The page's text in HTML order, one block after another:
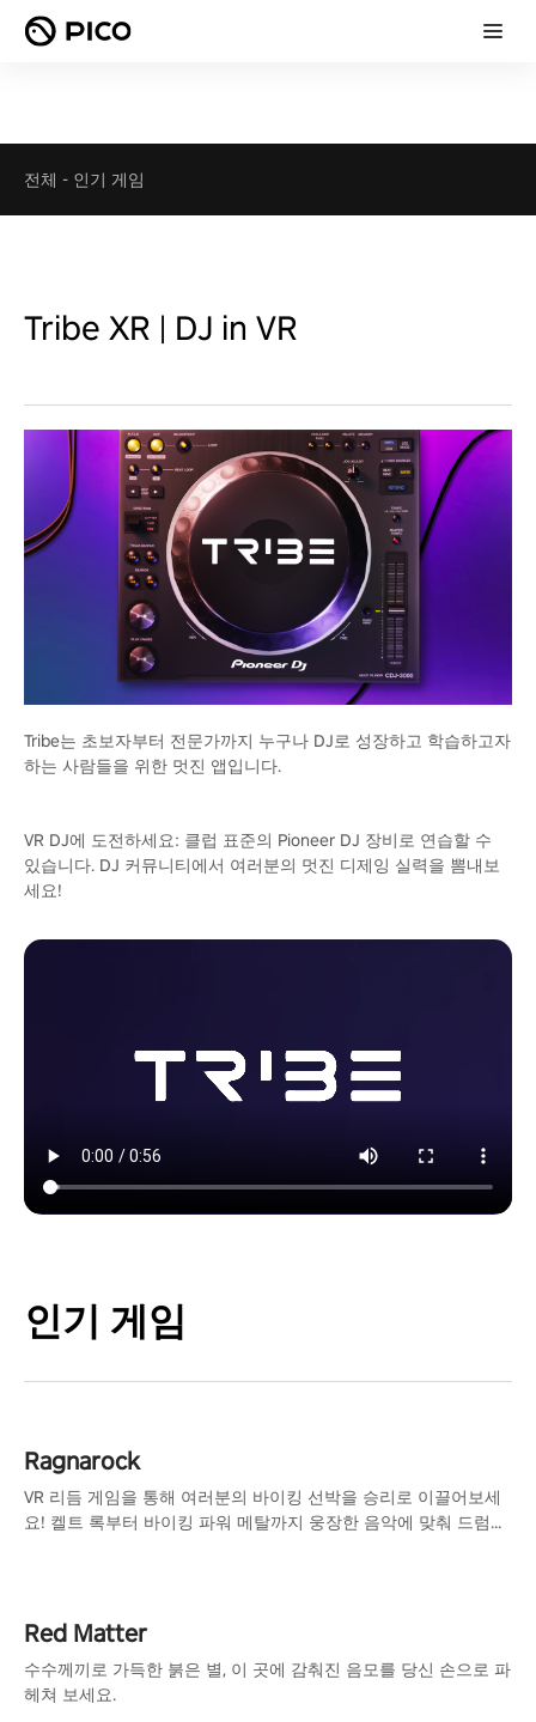
전체 - 인기 게임
Tribe XR | DJ in VR
Tribe는 초보자부터 전문가까지 누구나 DJ로 성장하고 학습하고자
하는 사람들을 위한 멋진 앱입니다.
VR DJ에 도전하세요: 클럽 표준의 Pioneer DJ 장비로 연습할 수
있습니다. DJ 커뮤니티에서 여러분의 멋진 디제잉 실력을 뽐내보
세요!
인기 게임
Ragnarock
VR 리듬 게임을 통해 여러분의 바이킹 선박을 승리로 이끌어보세
요! 켈트 록부터 바이킹 파워 메탈까지 웅장한 음악에 맞춰 드럼을
Red Matter
수수께끼로 가득한 붉은 별, 이 곳에 감춰진 음모를 당신 손으로 파
헤쳐 보세요.